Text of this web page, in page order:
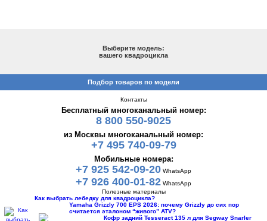
Выберите модель:
вашего квадроцикла
Подбор товаров по модели
Контакты
Бесплатный многоканальный номер:
8 800 550-9025
из Москвы многоканальный номер:
+7 495 740-09-79
Мобильные номера:
+7 925 542-09-20 WhatsApp
+7 926 400-01-82 WhatsApp
Полезные материалы
Как выбрать лебедку для квадроцикла?
Yamaha Grizzly 700 EPS 2026: почему Grizzly до сих пор
считается эталоном “живого” ATV?
Кофр задний Tesseract 135 л для Segway Snarler